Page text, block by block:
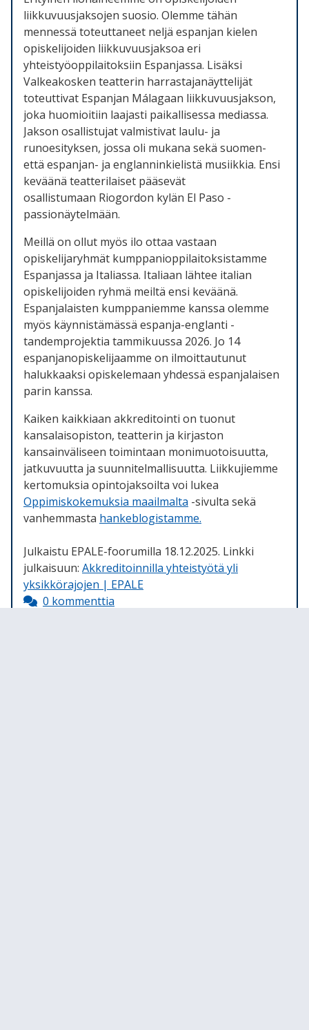
liikkuvuusjaksojen suosio. Olemme tähän
mennessä toteuttaneet neljä espanjan kielen
opiskelijoiden liikkuvuusjaksoa eri
yhteistyöoppilaitoksiin Espanjassa. Lisäksi
Valkeakosken teatterin harrastajanäyttelijät
toteuttivat Espanjan Málagaan liikkuvuusjakson,
joka huomioitiin laajasti paikallisessa mediassa.
Jakson osallistujat valmistivat laulu- ja
runoesityksen, jossa oli mukana sekä suomen-
että espanjan- ja englanninkielistä musiikkia. Ensi
keväänä teatterilaiset pääsevät
osallistumaan Riogordon kylän El Paso -
passionäytelmään.
Meillä on ollut myös ilo ottaa vastaan
opiskelijaryhmät kumppanioppilaitoksistamme
Espanjassa ja Italiassa. Italiaan lähtee italian
opiskelijoiden ryhmä meiltä ensi keväänä.
Espanjalaisten kumppaniemme kanssa olemme
myös käynnistämässä espanja-englanti -
tandemprojektia tammikuussa 2026. Jo 14
espanjanopiskelijaamme on ilmoittautunut
halukkaaksi opiskelemaan yhdessä espanjalaisen
parin kanssa.
Kaiken kaikkiaan akkreditointi on tuonut
kansalaisopiston, teatterin ja kirjaston
kansainväliseen toimintaan monimuotoisuutta,
jatkuvuutta ja suunnitelmallisuutta. Liikkujiemme
kertomuksia opintojaksoilta voi lukea
Oppimiskokemuksia maailmalta -sivulta sekä
vanhemmasta hankeblogistamme.
Julkaistu EPALE-foorumilla 18.12.2025. Linkki
julkaisuun: Akkreditoinnilla yhteistyötä yli
yksikkörajojen | EPALE
0 kommenttia